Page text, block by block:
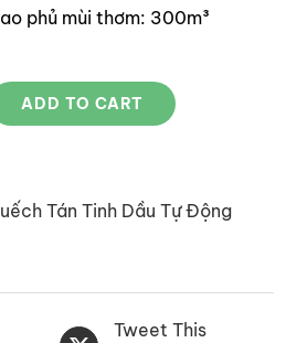
phủ mùi thơm: 300m³
ADD TO CART
Tán Tinh Dầu Tự Động
Tweet This